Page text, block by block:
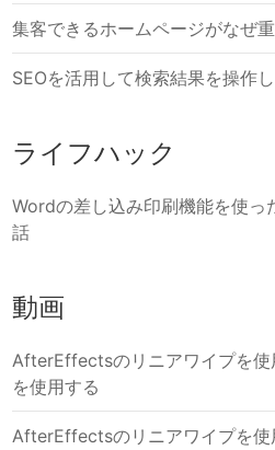
集客できるホームページがなぜ
SEOを活用して検索結果を操作
ライフハック
Wordの差し込み印刷機能を使っ
話
動画
AfterEffectsのリニアワイプを
を使用する
AfterEffectsのリニアワイプを